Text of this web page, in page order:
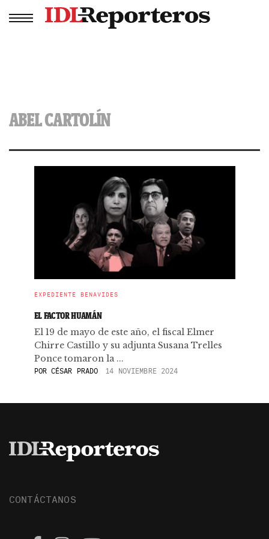
ABEL CARTOLÍN
EXPEDIENTE BENAVIDES
EL FACTOR HUAMÁN
El 19 de mayo de este año, el fiscal Elmer
Chirre Castillo y su adjunta Susana Trelles
Ponce tomaron la ...
POR CÉSAR PRADO 14 NOVIEMBRE 2024
CONTÁCTANOS